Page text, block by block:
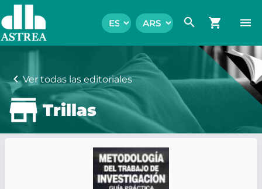
search shopping_cart menu
chevron_leftVer todas las editoriales
Trillas